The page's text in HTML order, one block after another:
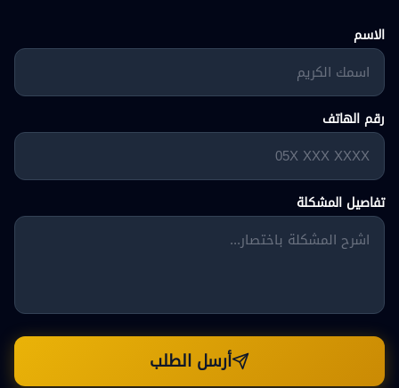
الاسم
رقم الهاتف
تفاصيل المشكلة
أرسل الطلب